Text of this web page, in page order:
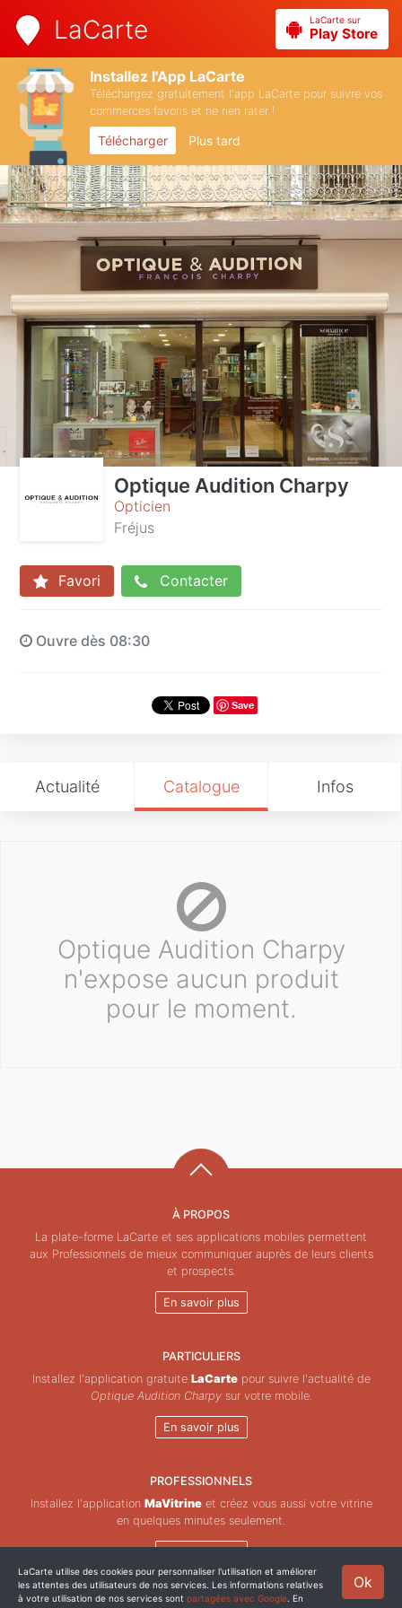
LaCarte LaCarte sur
Play Store
Installez l'App LaCarte
Téléchargez gratuitement l'app LaCarte pour suivre vos
commerces favoris et ne rien rater !
Télécharger Plus tard
Optique Audition Charpy
Opticien
Fréjus
Favori Contacter
Ouvre dès 08:30
Save
Actualité Catalogue Infos
Optique Audition Charpy
n'expose aucun produit
pour le moment.
À PROPOS
La plate-forme LaCarte et ses applications mobiles permettent
aux Professionnels de mieux communiquer auprès de leurs clients
et prospects.
En savoir plus
PARTICULIERS
Installez l'application gratuite LaCartepour suivre l'actualité de
Optique Audition Charpysur votre mobile.
En savoir plus
PROFESSIONNELS
Installez l'application MaVitrineet créez vous aussi votre vitrine
en quelques minutes seulement.
En savoir plus
Copyright © ZeMAP 2026 - Tous droits réservés. Ok
LaCarte utilise des cookies pour personnaliser l'utilisation et améliorer
les attentes des utilisateurs de nos services. Les informations relatives
à votre utilisation de nos services sont partagées avec Google . En